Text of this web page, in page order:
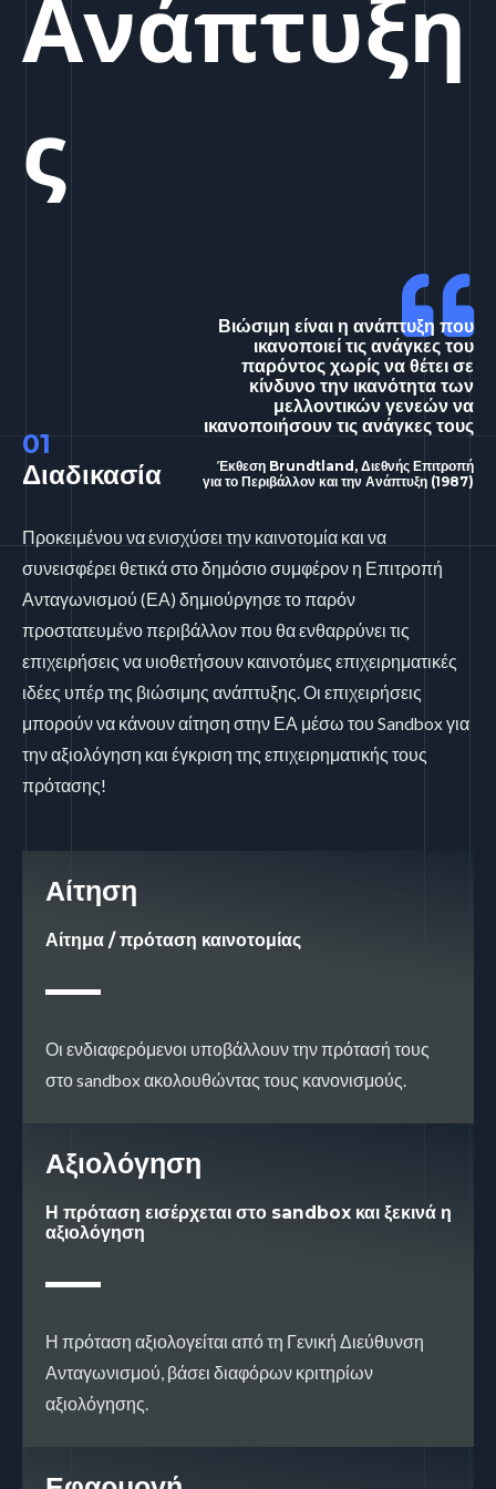
Ανάπτυξη
ς
Βιώσιμη είναι η ανάπτυξη που
ικανοποιεί τις ανάγκες του
παρόντος χωρίς να θέτει σε
κίνδυνο την ικανότητα των
μελλοντικών γενεών να
ικανοποιήσουν τις ανάγκες τους
Έκθεση Brundtland, Διεθνής Επιτροπή
για το Περιβάλλον και την Ανάπτυξη (1987)
01
Διαδικασία
Προκειμένου να ενισχύσει την καινοτομία και να
συνεισφέρει θετικά στο δημόσιο συμφέρον η Επιτροπή
Ανταγωνισμού (ΕΑ) δημιούργησε το παρόν
προστατευμένο περιβάλλον που θα ενθαρρύνει τις
επιχειρήσεις να υιοθετήσουν καινοτόμες επιχειρηματικές
ιδέες υπέρ της βιώσιμης ανάπτυξης. Οι επιχειρήσεις
μπορούν να κάνουν αίτηση στην ΕΑ μέσω του Sandbox για
την αξιολόγηση και έγκριση της επιχειρηματικής τους
πρότασης!
Αίτηση
Αίτημα / πρόταση καινοτομίας
Οι ενδιαφερόμενοι υποβάλλουν την πρότασή τους
στο sandbox ακολουθώντας τους κανονισμούς.
Αξιολόγηση
Η πρόταση εισέρχεται στο sandbox και ξεκινά η
αξιολόγηση
Η πρόταση αξιολογείται από τη Γενική Διεύθυνση
Ανταγωνισμού, βάσει διαφόρων κριτηρίων
αξιολόγησης.